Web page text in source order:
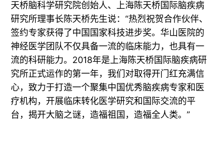
天桥脑科学研究院创始人、上海陈天桥国际脑疾病
研究所理事长陈天桥先生说：“热烈祝贺合作伙伴、
签约专家获得了中国国家科技进步奖。华山医院的
神经医学团队不仅具备一流的临床能力，也具有一
流的科研能力。2018年是上海陈天桥国际脑疾病研
究所正式运作的第一年，我们对取得开门红充满信
心，致力于打造一个聚集中国优秀脑疾病专家和医
疗机构，开展临床转化医学研究和国际交流的平
台，揭开大脑之谜，造福祖国，造福全人类。”